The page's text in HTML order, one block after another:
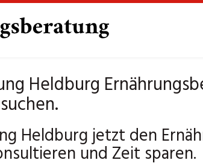
Heldburg
Heldburg jetzt den
und Zeit sparen.